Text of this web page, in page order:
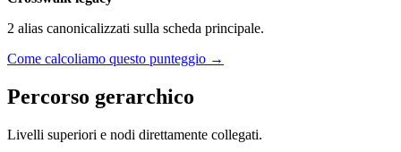
2 alias canonicalizzati sulla scheda principale.
Come calcoliamo questo punteggio →
Percorso gerarchico
Livelli superiori e nodi direttamente collegati.